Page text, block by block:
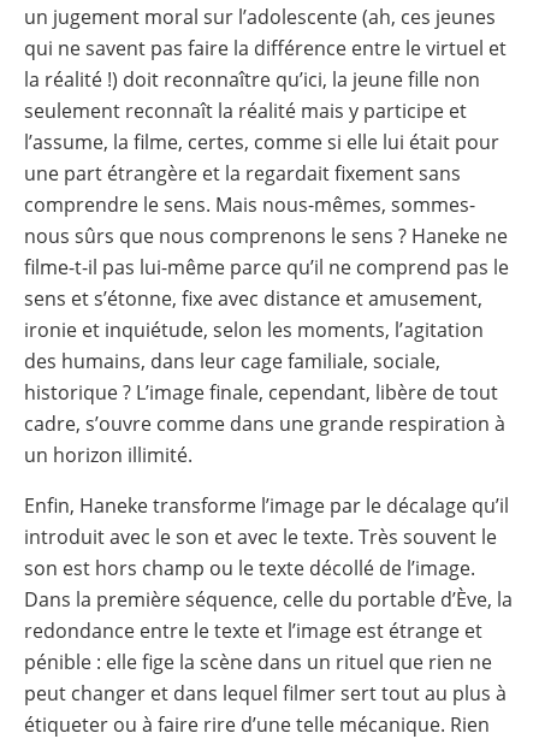
un jugement moral sur l’adolescente (ah, ces jeunes
qui ne savent pas faire la différence entre le virtuel et
la réalité !) doit reconnaître qu’ici, la jeune fille non
seulement reconnaît la réalité mais y participe et
l’assume, la filme, certes, comme si elle lui était pour
une part étrangère et la regardait fixement sans
comprendre le sens. Mais nous-mêmes, sommes-
nous sûrs que nous comprenons le sens ? Haneke ne
filme-t-il pas lui-même parce qu’il ne comprend pas le
sens et s’étonne, fixe avec distance et amusement,
ironie et inquiétude, selon les moments, l’agitation
des humains, dans leur cage familiale, sociale,
historique ? L’image finale, cependant, libère de tout
cadre, s’ouvre comme dans une grande respiration à
un horizon illimité.
Enfin, Haneke transforme l’image par le décalage qu’il
introduit avec le son et avec le texte. Très souvent le
son est hors champ ou le texte décollé de l’image.
Dans la première séquence, celle du portable d’Ève, la
redondance entre le texte et l’image est étrange et
pénible : elle fige la scène dans un rituel que rien ne
peut changer et dans lequel filmer sert tout au plus à
étiqueter ou à faire rire d’une telle mécanique. Rien